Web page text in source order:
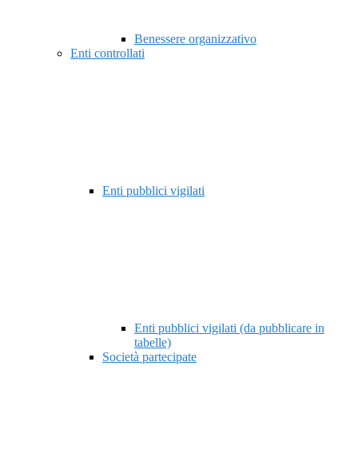
Benessere organizzativo
Enti controllati
Enti pubblici vigilati
Enti pubblici vigilati (da pubblicare in
tabelle)
Società partecipate